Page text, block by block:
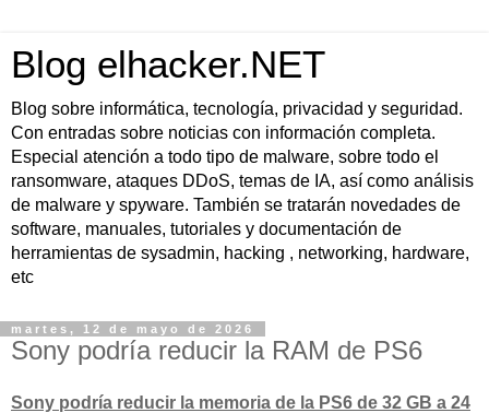
Blog elhacker.NET
Blog sobre informática, tecnología, privacidad y seguridad.
Con entradas sobre noticias con información completa.
Especial atención a todo tipo de malware, sobre todo el
ransomware, ataques DDoS, temas de IA, así como análisis
de malware y spyware. También se tratarán novedades de
software, manuales, tutoriales y documentación de
herramientas de sysadmin, hacking , networking, hardware,
etc
martes, 12 de mayo de 2026
Sony podría reducir la RAM de PS6
Sony podría reducir la memoria de la PS6 de 32 GB a 24